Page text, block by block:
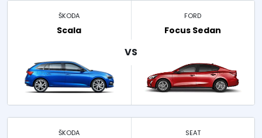
ŠKODA
Scala
FORD
Focus Sedan
ŠKODA SEAT